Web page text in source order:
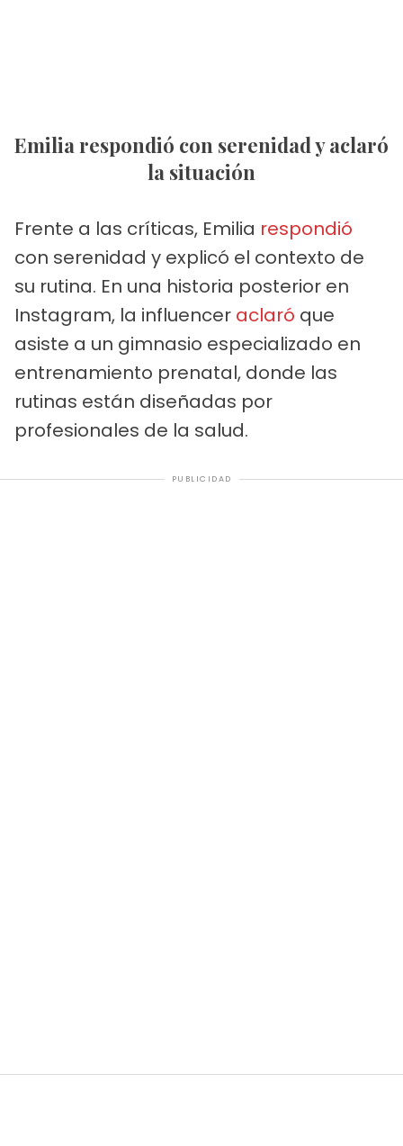
Emilia respondió con serenidad y aclaró
la situación
Frente a las críticas, Emilia respondió
con serenidad y explicó el contexto de
su rutina. En una historia posterior en
Instagram, la influencer aclaró que
asiste a un gimnasio especializado en
entrenamiento prenatal, donde las
rutinas están diseñadas por
profesionales de la salud.
PUBLICIDAD